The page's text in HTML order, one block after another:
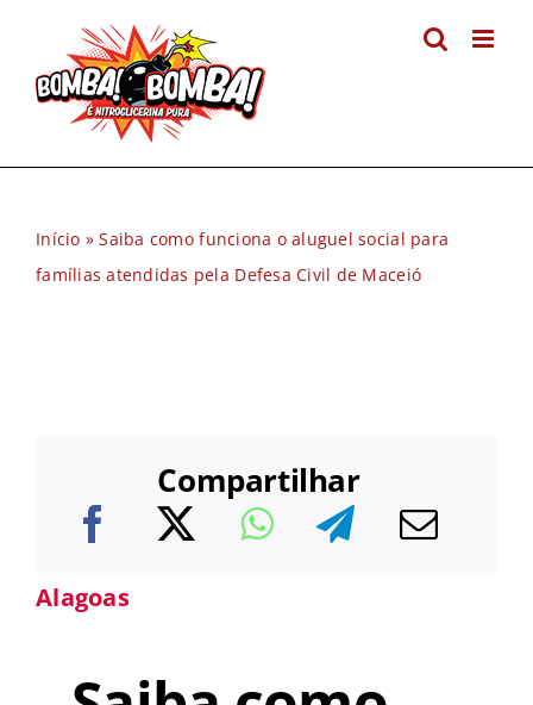
conteúdo
Início »Saiba como funciona o aluguel social para
famílias atendidas pela Defesa Civil de Maceió
Compartilhar
Alagoas